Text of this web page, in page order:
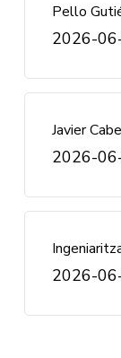
Pello
2026-
Javier
2026-
2026-